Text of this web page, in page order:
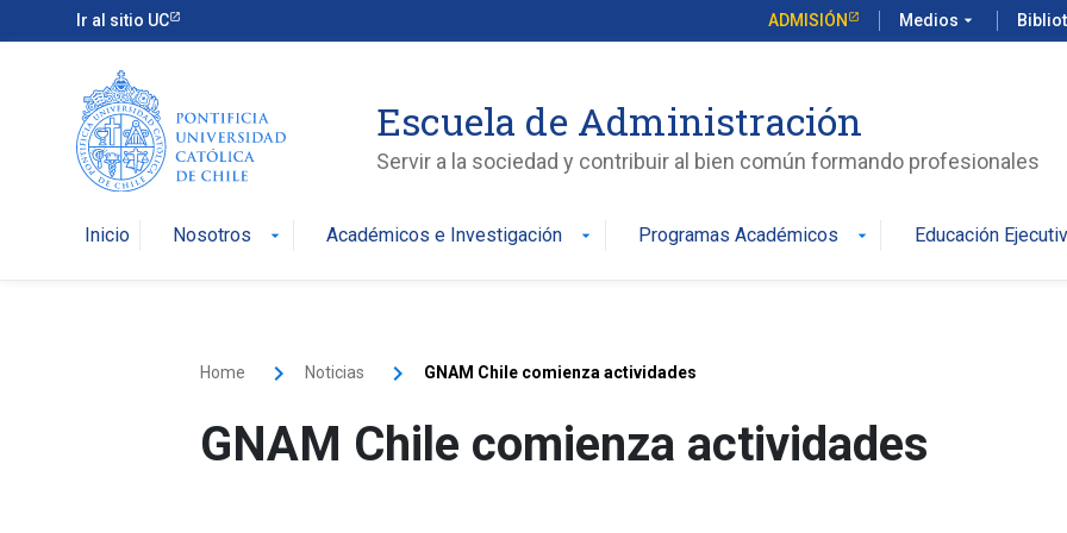
Ir al sitio UC ADMISIÓN Medios arrow_drop_down
Escuela de Administración
Servir a la sociedad y contribuir al bien común formando profesionales
Inicio Nosotros arrow_drop_down Académicos e Investigación arrow_drop_down Programas Académicos arrow_drop_down Educación
Home Noticias GNAM Chile comienza actividades
GNAM Chile comienza actividades